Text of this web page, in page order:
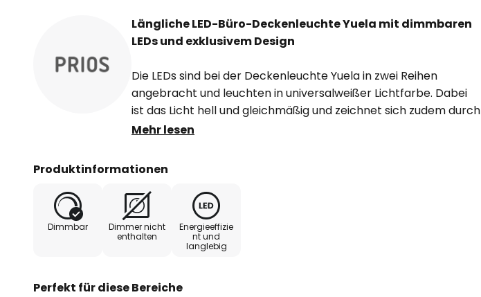
Längliche LED-Büro-Deckenleuchte Yuela mit dimmbaren
LEDs und exklusivem Design
Die LEDs sind bei der Deckenleuchte Yuela in zwei Reihen
angebracht und leuchten in universalweißer Lichtfarbe. Dabei
ist das Licht hell und gleichmäßig und zeichnet sich zudem durch
Flickerfreiheit, so dass man in Schein der Office-Deckenleuchte
dimmbar (DALI) und können so extern nach Wunsch in ihrer
Deckenlampe die perfekte Bürobeleuchtung. Das exklusive
Design wirkt funktional und ansprechend und präsentiert sich in
einem dezenten Silberton.
- dimmbar (DALI)
Mehr lesen
Produktinformationen
Dimmbar
Dimmer nicht
enthalten
Energieeffizie
nt und
langlebig
Perfekt für diese Bereiche